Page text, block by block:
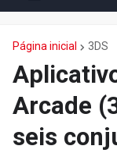
Página inicial 3DS
Arcade
seis